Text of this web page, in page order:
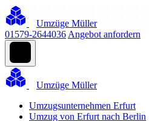
Umzüge Müller
01579-2644036 Angebot anfordern
Umzüge Müller
Umzugsunternehmen Erfurt
Umzug von Erfurt nach Berlin